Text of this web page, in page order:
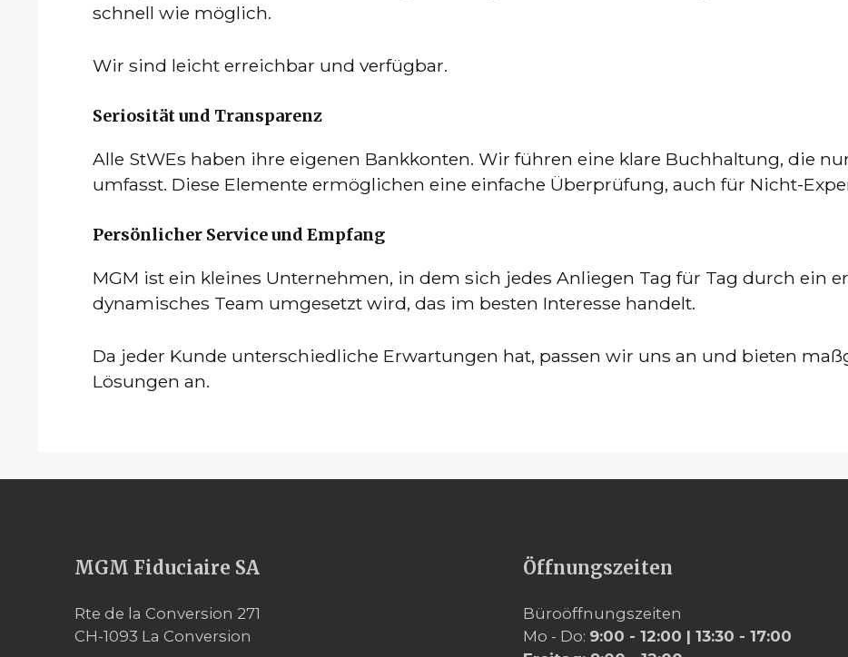
schnell wie möglich.
Wir sind leicht erreichbar und verfügbar.
Seriosität und Transparenz
Alle StWEs haben ihre eigenen Bankkonten. Wir führen eine klare Buchhaltung, die
umfasst. Diese Elemente ermöglichen eine einfache Überprüfung, auch für Nicht-
Persönlicher Service und Empfang
MGM ist ein kleines Unternehmen, in dem sich jedes Anliegen Tag für Tag durch ein
dynamisches Team umgesetzt wird, das im besten Interesse handelt.
Da jeder Kunde unterschiedliche Erwartungen hat, passen wir uns an und bieten
Lösungen an.
MGM Fiduciaire SA
Rte de la Conversion 271
CH-1093 La Conversion
Öffnungszeiten
Büroöffnungszeiten
Mo - Do: 9:00 - 12:00 | 13:30 - 17:00